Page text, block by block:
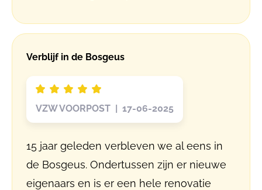
Verblijf in de Bosgeus
VZW VOORPOST | 17-06-2025
15 jaar geleden verbleven we al eens in
de Bosgeus. Ondertussen zijn er nieuwe
eigenaars en is er een hele renovatie